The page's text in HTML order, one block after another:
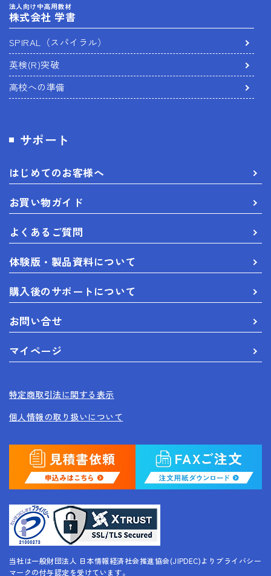
法人向け中高用教材
株式会社 学書
SPIRAL（スパイラル）
英検(R)突破
高校への準備
サポート
はじめてのお客様へ
お買い物ガイド
よくあるご質問
体験版・製品資料について
購入後のサポートについて
お問い合せ
マイページ
当社は一般財団法人 日本情報経済社会推進協会(JIPDEC)よりプライバシー
マークの付与認定を受けています。
特定商取引法に関する表示
個人情報の取り扱いについて